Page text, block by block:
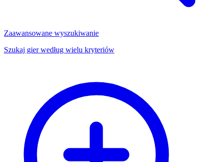
Zaawansowane wyszukiwanie
Szukaj gier według wielu kryteriów